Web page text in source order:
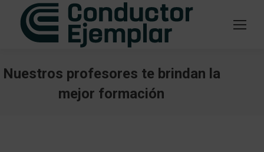
Nuestros profesores te brindan la
mejor formación